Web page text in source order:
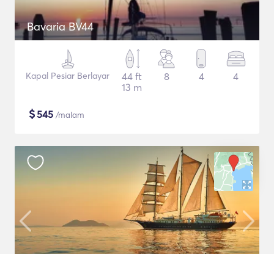
Bavaria BV44
Kapal Pesiar Berlayar
44 ft
13 m
8 4 4
$545 /malam